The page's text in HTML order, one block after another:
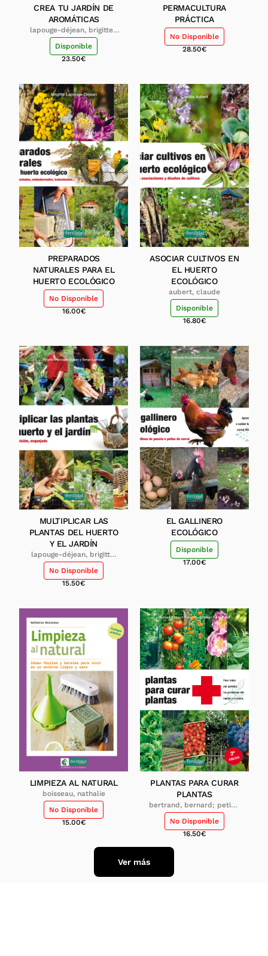
CREA TU JARDÍN DE
AROMÁTICAS
lapouge-déjean, brigitte ;
david-bernadat, nathalie ;
hampikian, sylvie
Disponible
23.50€
PERMACULTURA
PRÁCTICA
No Disponible
28.50€
PREPARADOS
NATURALES PARA EL
HUERTO ECOLÓGICO
No Disponible
16.00€
ASOCIAR CULTIVOS EN
EL HUERTO
ECOLÓGICO
aubert, claude
Disponible
16.80€
MULTIPLICAR LAS
PLANTAS DEL HUERTO
Y EL JARDÍN
lapouge-déjean, brigitte;
lapouge, serge
No Disponible
15.50€
EL GALLINERO
ECOLÓGICO
Disponible
17.00€
LIMPIEZA AL NATURAL
boisseau, nathalie
No Disponible
15.00€
PLANTAS PARA CURAR
PLANTAS
bertrand, bernard; petiot,
éric; collaert, jean-pau
No Disponible
16.50€
Ver más